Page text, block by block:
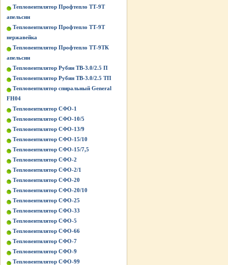
Тепловентилятор Профтепло ТТ-9Т
апельсин
Тепловентилятор Профтепло ТТ-9Т
нержавейка
Тепловентилятор Профтепло ТТ-9ТК
апельсин
Тепловентилятор Рубин ТВ-3.0/2.5 П
Тепловентилятор Рубин ТВ-3.0/2.5 ТП
Тепловентилятор спиральный General
FH04
Тепловентилятор СФО-1
Тепловентилятор СФО-10/5
Тепловентилятор СФО-13/9
Тепловентилятор СФО-15/10
Тепловентилятор СФО-15/7,5
Тепловентилятор СФО-2
Тепловентилятор СФО-2/1
Тепловентилятор СФО-20
Тепловентилятор СФО-20/10
Тепловентилятор СФО-25
Тепловентилятор СФО-33
Тепловентилятор СФО-5
Тепловентилятор СФО-66
Тепловентилятор СФО-7
Тепловентилятор СФО-9
Тепловентилятор СФО-99